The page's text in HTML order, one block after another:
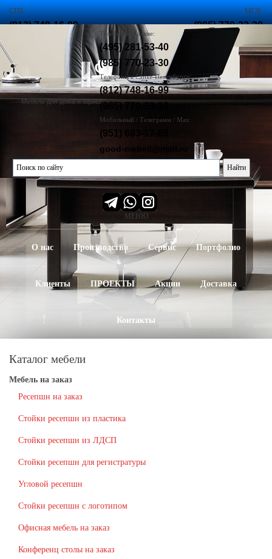
СПБ:
(812) 748-16-99
(985) 770-23-30
МСК:
(985) 770-23-30
Корзина
Мебель для дома и офиса
Телефон в Москве:
(495) 281-53-40
(985) 770-23-30
Телефоны в Санкт-Петербурге:
(812) 748-16-99
(985) 770-23-30
Мобильный / Телеграмм / Max:
(951) 683-17-66
good-mebell@mail.ru
МЕНЮ
О нас Производство Сервис Портфолио
Клиенты ПРОЕКТЫ Акции Доставка
Контакты
Каталог мебели
Мебель на заказ
Ресепшн на заказ
Стойки ресепшн из пластика
Стойки ресепшн из ЛДСП
Стойки ресепшн для регистратуры
Угловой ресепшн
Стойки ресепшн с логотипом
Офисная мебель на заказ
Конференц столы на заказ